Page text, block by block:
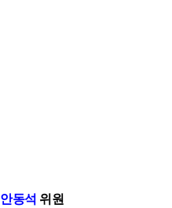
안동석 위원